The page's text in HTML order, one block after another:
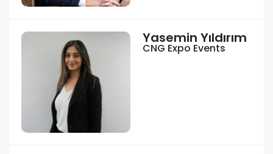
Yasemin Yıldırım
CNG Expo Events